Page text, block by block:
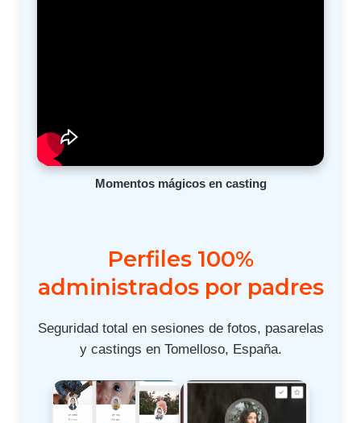
Momentos mágicos en casting
Perfiles 100%
administrados por padres
Seguridad total en sesiones de fotos, pasarelas
y castings en Tomelloso, España.